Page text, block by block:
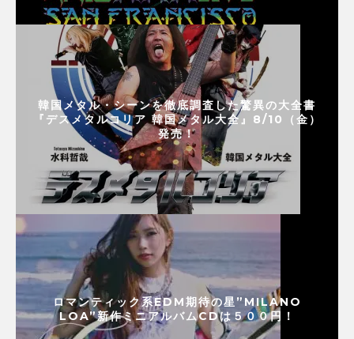
韓国メタル・シーンを徹底調査した驚異の大全書
『デスメタルコリア 韓国メタル大全』8/10（金）
発売！
ロマンティック系EDM期待の星”MILANO
LOA”新作ミニアルバムCDは５００円！